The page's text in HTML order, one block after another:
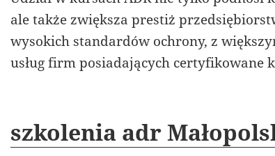
ale także zwiększa prestiż
wysokich standardów ochrony, z
usług firm posiadających certyfikowane
szkolenia adr